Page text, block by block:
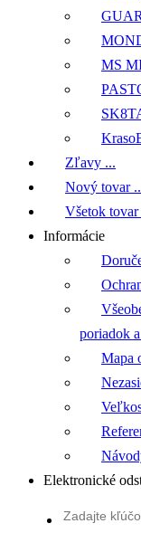
MS
Zľavy ...
Nový tovar
Všetok tovar
Informácie
poriadok
Mapa
Elektronické